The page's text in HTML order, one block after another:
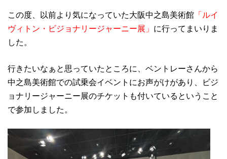
この度、以前より気になっていた大阪中之島美術館 「ルイ
ヴィトン・ビジョナリージャーニー展」 に行ってまいりま
した。
行きたいなぁと思っていたところに、ベントレーさんから
中之島美術館での試乗会イベントにお声がけがあり、ビジ
ョナリージャーニー展のチケットも付いているということ
で参加しました。